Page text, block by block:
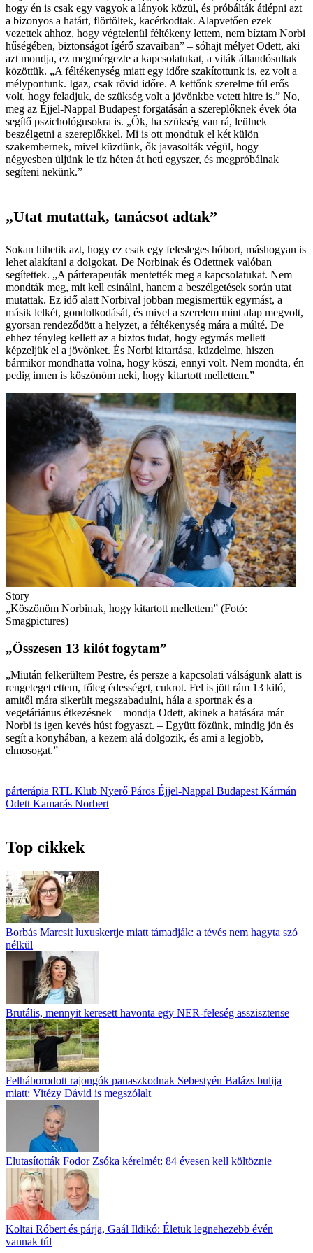
hogy én is csak egy vagyok a lányok közül, és próbálták átlépni azt
a bizonyos a határt, flörtöltek, kacérkodtak. Alapvetően ezek
vezettek ahhoz, hogy végtelenül féltékeny lettem, nem bíztam Norbi
hűségében, biztonságot ígérő szavaiban” – sóhajt mélyet Odett, aki
azt mondja, ez megmérgezte a kapcsolatukat, a viták állandósultak
közöttük. „A féltékenység miatt egy időre szakítottunk is, ez volt a
mélypontunk. Igaz, csak rövid időre. A kettőnk szerelme túl erős
volt, hogy feladjuk, de szükség volt a jövőnkbe vetett hitre is.” No,
meg az Éjjel-Nappal Budapest forgatásán a szereplőknek évek óta
segítő pszichológusokra is. „Ők, ha szükség van rá, leülnek
beszélgetni a szereplőkkel. Mi is ott mondtuk el két külön
szakembernek, mivel küzdünk, ők javasolták végül, hogy
négyesben üljünk le tíz héten át heti egyszer, és megpróbálnak
segíteni nekünk.”
„Utat mutattak, tanácsot adtak”
Sokan hihetik azt, hogy ez csak egy felesleges hóbort, máshogyan is
lehet alakítani a dolgokat. De Norbinak és Odettnek valóban
segítettek. „A párterapeuták mentették meg a kapcsolatukat. Nem
mondták meg, mit kell csinálni, hanem a beszélgetések során utat
mutattak. Ez idő alatt Norbival jobban megismertük egymást, a
másik lelkét, gondolkodását, és mivel a szerelem mint alap megvolt,
gyorsan rendeződött a helyzet, a féltékenység mára a múlté. De
ehhez tényleg kellett az a biztos tudat, hogy egymás mellett
képzeljük el a jövőnket. És Norbi kitartása, küzdelme, hiszen
bármikor mondhatta volna, hogy köszi, ennyi volt. Nem mondta, én
pedig innen is köszönöm neki, hogy kitartott mellettem.”
Story
„Köszönöm Norbinak, hogy kitartott mellettem” (Fotó:
Smagpictures)
„Összesen 13 kilót fogytam”
„Miután felkerültem Pestre, és persze a kapcsolati válságunk alatt is
rengeteget ettem, főleg édességet, cukrot. Fel is jött rám 13 kiló,
amitől mára sikerült megszabadulni, hála a sportnak és a
vegetáriánus étkezésnek – mondja Odett, akinek a hatására már
Norbi is igen kevés húst fogyaszt. – Együtt főzünk, mindig jön és
segít a konyhában, a kezem alá dolgozik, és ami a legjobb,
elmosogat.”
párterápia RTL Klub Nyerő Páros Éjjel-Nappal Budapest Kármán
Odett Kamarás Norbert
Top cikkek
Borbás Marcsit luxuskertje miatt támadják: a tévés nem hagyta szó
nélkül
Brutális, mennyit keresett havonta egy NER-feleség asszisztense
Felháborodott rajongók panaszkodnak Sebestyén Balázs bulija
miatt: Vitézy Dávid is megszólalt
Elutasították Fodor Zsóka kérelmét: 84 évesen kell költöznie
Koltai Róbert és párja, Gaál Ildikó: Életük legnehezebb évén
vannak túl